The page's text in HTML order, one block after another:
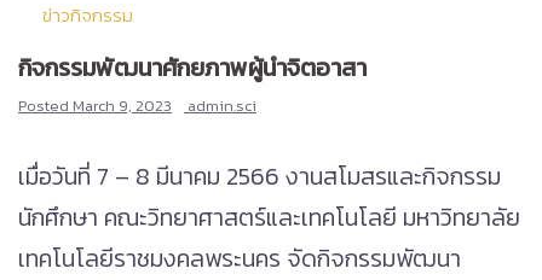
ข่าวกิจกรรม
กิจกรรมพัฒนาศักยภาพผู้นำจิตอาสา
Posted March 9, 2023 admin.sci
เมื่อวันที่ 7 – 8 มีนาคม 2566 งานสโมสรและกิจกรรม
นักศึกษา คณะวิทยาศาสตร์และเทคโนโลยี มหาวิทยาลัย
เทคโนโลยีราชมงคลพระนคร จัดกิจกรรมพัฒนา